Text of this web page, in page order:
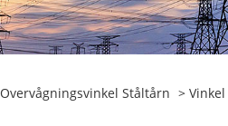
Overvågningsvinkel Ståltårn >